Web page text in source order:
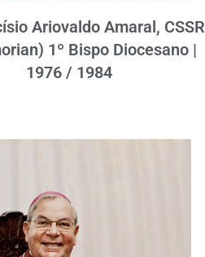
Ariovaldo Amaral, CSSR
1º Bispo Diocesano |
1976 / 1984